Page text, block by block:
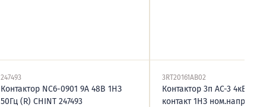
247493
Контактор NC6-0901 9А 48В 1НЗ
50Гц (R) CHINT 247493
3RT20161AB02
Контактор 3п AC-3 4кВт/
контакт 1НЗ ном.напряж.